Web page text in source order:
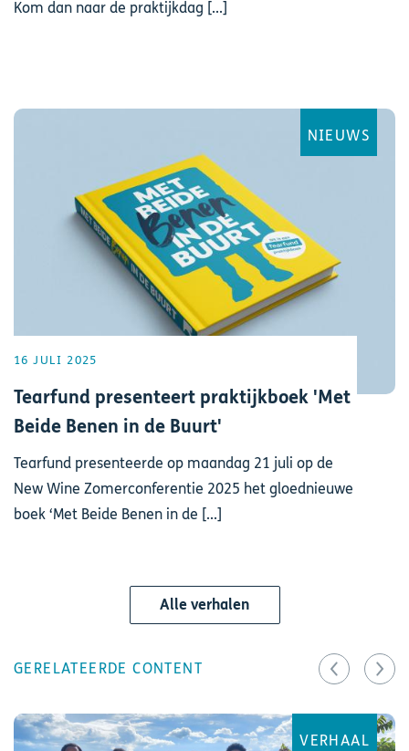
Kom dan naar de praktijkdag [...]
NIEUWS
16 JULI 2025
Tearfund presenteert praktijkboek 'Met
Beide Benen in de Buurt'
Tearfund presenteerde op maandag 21 juli op de
New Wine Zomerconferentie 2025 het gloednieuwe
boek ‘Met Beide Benen in de [...]
Alle verhalen
GERELATEERDE CONTENT
VERHAAL